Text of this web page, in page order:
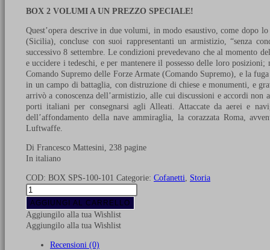
BOX 2 VOLUMI A UN PREZZO SPECIALE!
Quest’opera descrive in due volumi, in modo esaustivo, come
(Sicilia), concluse con suoi rappresentanti un armistizio, “senza
successivo 8 settembre. Le condizioni prevedevano che al momento
e uccidere i tedeschi, e per mantenere il possesso delle loro
Comando Supremo delle Forze Armate (Comando Supremo), e la
in un campo di battaglia, con distruzione di chiese e monumenti, e
arrivò a conoscenza dell’armistizio, alle cui discussioni e accordi non
porti italiani per consegnarsi agli Alleati. Attaccate da aerei e
dell’affondamento della nave ammiraglia, la corazzata Roma,
Luftwaffe.
Di Francesco Mattesini, 238 pagine
In italiano
COD: BOX SPS-100-101 Categorie: Cofanetti
Storia
8
settembre
1943:
la
Regia
Marina
AGGIUNGI AL CARRELLO
Aggiungilo alla tua Wishlist
Aggiungilo alla tua Wishlist
Recensioni (0)